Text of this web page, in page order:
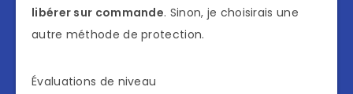
libérer sur commande. Sinon, je choisirais une
autre méthode de protection.
Évaluations de niveau